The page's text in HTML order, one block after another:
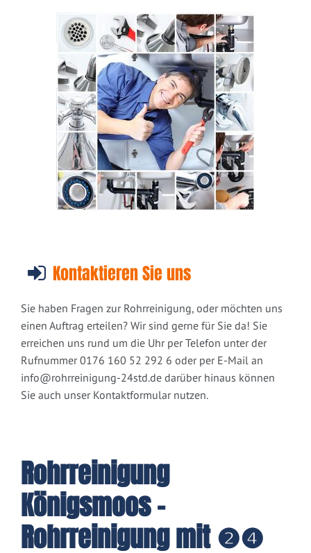
Kontaktieren Sie uns
Sie haben Fragen zur Rohrreinigung, oder möchten uns
einen Auftrag erteilen? Wir sind gerne für Sie da! Sie
erreichen uns rund um die Uhr per Telefon unter der
Rufnummer 0176 160 52 292 6 oder per E-Mail an
info@rohrreinigung-24std.de darüber hinaus können
Sie auch unser Kontaktformular nutzen.
Rohrreinigung
Königsmoos -
Rohrreinigung mit ❷❹